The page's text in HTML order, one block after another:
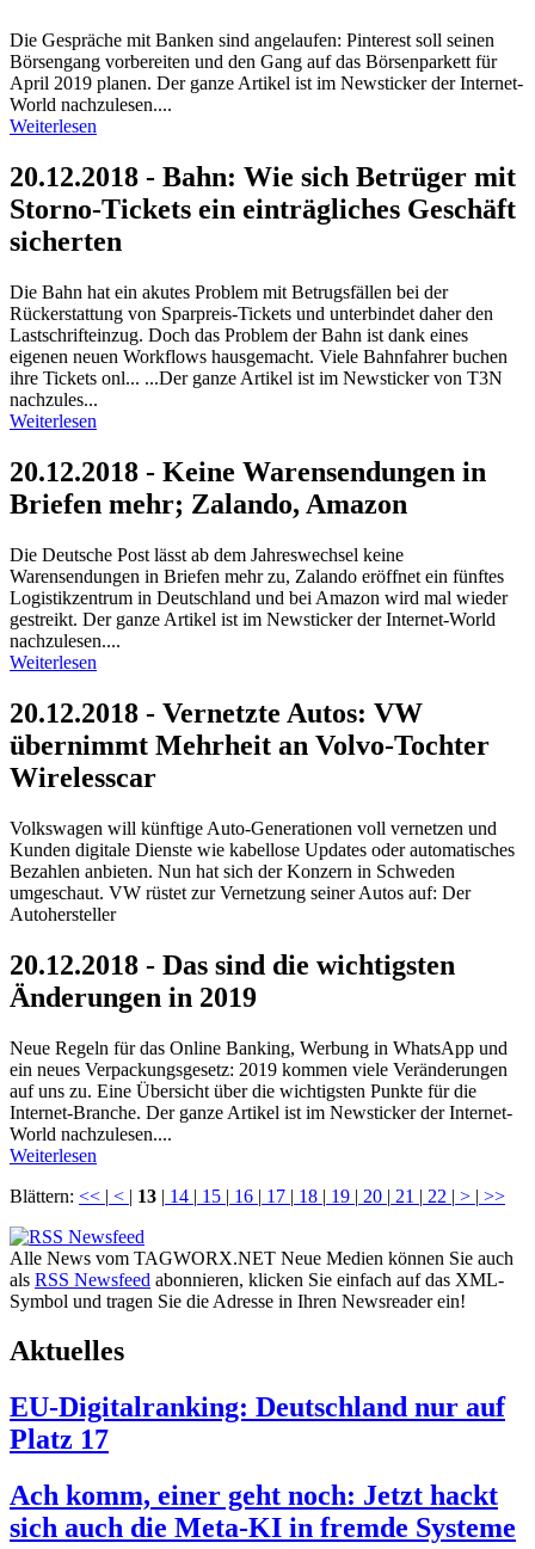
Die Gespräche mit Banken sind angelaufen: Pinterest soll seinen
Börsengang vorbereiten und den Gang auf das Börsenparkett für
April 2019 planen. Der ganze Artikel ist im Newsticker der Internet-
World nachzulesen....
Weiterlesen
20.12.2018 - Bahn: Wie sich Betrüger mit
Storno-Tickets ein einträgliches Geschäft
sicherten
Die Bahn hat ein akutes Problem mit Betrugsfällen bei der
Rückerstattung von Sparpreis-Tickets und unterbindet daher den
Lastschrifteinzug. Doch das Problem der Bahn ist dank eines
eigenen neuen Workflows hausgemacht. Viele Bahnfahrer buchen
ihre Tickets onl... ...Der ganze Artikel ist im Newsticker von T3N
nachzules...
Weiterlesen
20.12.2018 - Keine Warensendungen in
Briefen mehr; Zalando, Amazon
Die Deutsche Post lässt ab dem Jahreswechsel keine
Warensendungen in Briefen mehr zu, Zalando eröffnet ein fünftes
Logistikzentrum in Deutschland und bei Amazon wird mal wieder
gestreikt. Der ganze Artikel ist im Newsticker der Internet-World
nachzulesen....
Weiterlesen
20.12.2018 - Vernetzte Autos: VW
übernimmt Mehrheit an Volvo-Tochter
Wirelesscar
Volkswagen will künftige Auto-Generationen voll vernetzen und
Kunden digitale Dienste wie kabellose Updates oder automatisches
Bezahlen anbieten. Nun hat sich der Konzern in Schweden
umgeschaut. VW rüstet zur Vernetzung seiner Autos auf: Der
Autohersteller
20.12.2018 - Das sind die wichtigsten
Änderungen in 2019
Neue Regeln für das Online Banking, Werbung in WhatsApp und
ein neues Verpackungsgesetz: 2019 kommen viele Veränderungen
auf uns zu. Eine Übersicht über die wichtigsten Punkte für die
Internet-Branche. Der ganze Artikel ist im Newsticker der Internet-
World nachzulesen....
Weiterlesen
Blättern: << | < | 13 | 14 | 15 | 16 | 17 | 18 | 19 | 20 | 21 | 22 | > | >>
Alle News vom TAGWORX.NET Neue Medien können Sie auch
als RSS Newsfeed abonnieren, klicken Sie einfach auf das XML-
Symbol und tragen Sie die Adresse in Ihren Newsreader ein!
Aktuelles
EU-Digitalranking: Deutschland nur auf
Platz 17
Ach komm, einer geht noch: Jetzt hackt
sich auch die Meta-KI in fremde Systeme